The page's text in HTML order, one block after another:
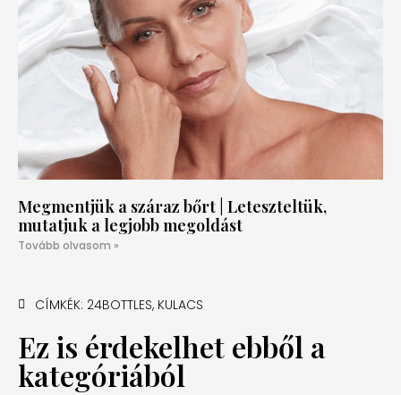
Megmentjük a száraz bőrt | Leteszteltük,
mutatjuk a legjobb megoldást
Tovább olvasom »
CÍMKÉK: 24BOTTLES, KULACS
Ez is érdekelhet ebből a
kategóriából